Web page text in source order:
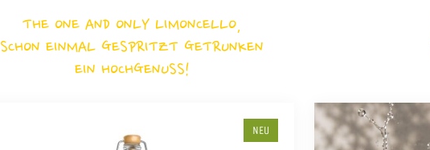
THE ONE AND ONLY LIMONCELLO,
SCHON EINMAL GESPRITZT GETRUNKEN
EIN HOCHGENUSS!
NEU